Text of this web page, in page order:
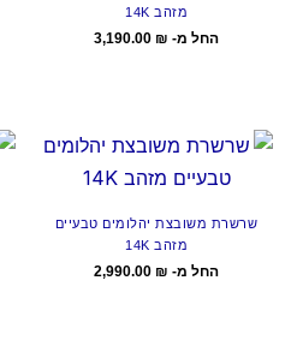
מזהב 14K
החל מ- 3,190.00 ₪
שרשרת משובצת יהלומים טבעיים
מזהב 14K
החל מ- 2,990.00 ₪